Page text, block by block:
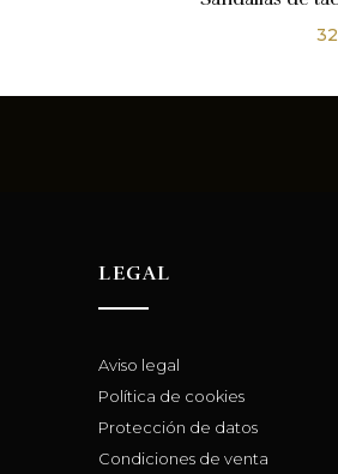
LEGAL
Aviso legal
Política de cookies
Protección de datos
Condiciones de venta